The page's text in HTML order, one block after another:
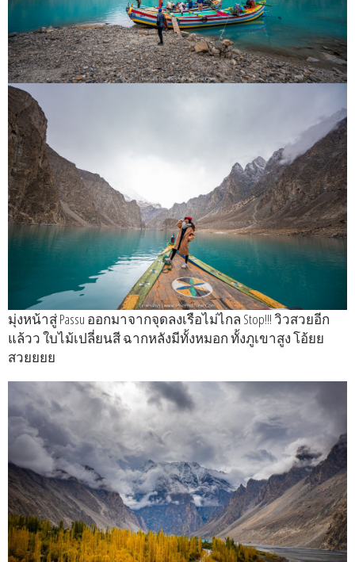
มุ่งหน้าสู่ Passu ออกมาจากจุดลงเรือไม่ไกล Stop!!! วิวสวยอีก
แล้วว ใบไม้เปลี่ยนสี ฉากหลังมีทั้งหมอก ทั้งภูเขาสูง โอ้ยย
สวยยยย